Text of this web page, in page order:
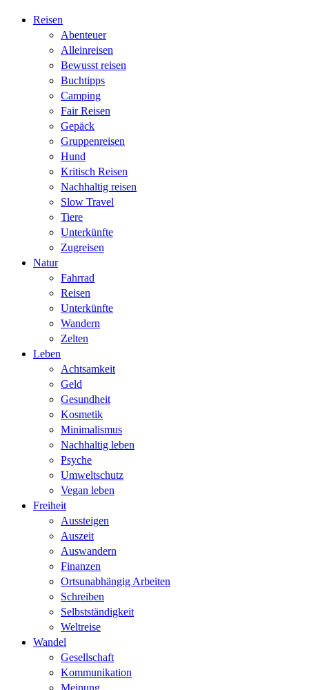
Reisen
Abenteuer
Alleinreisen
Bewusst reisen
Buchtipps
Camping
Fair Reisen
Gepäck
Gruppenreisen
Hund
Kritisch Reisen
Nachhaltig reisen
Slow Travel
Tiere
Unterkünfte
Zugreisen
Natur
Fahrrad
Reisen
Unterkünfte
Wandern
Zelten
Leben
Achtsamkeit
Geld
Gesundheit
Kosmetik
Minimalismus
Nachhaltig leben
Psyche
Umweltschutz
Vegan leben
Freiheit
Aussteigen
Auszeit
Auswandern
Finanzen
Ortsunabhängig Arbeiten
Schreiben
Selbstständigkeit
Weltreise
Wandel
Gesellschaft
Kommunikation
Meinung